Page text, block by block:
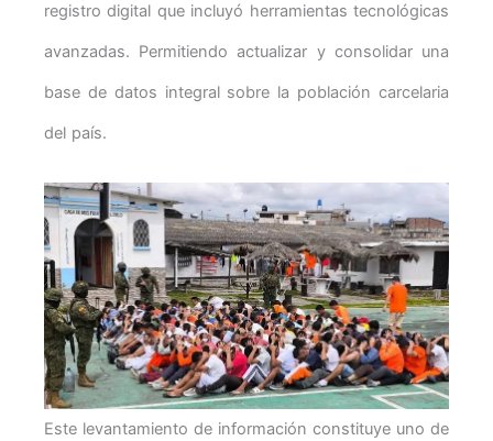
registro digital que incluyó herramientas tecnológicas
avanzadas. Permitiendo actualizar y consolidar una
base de datos integral sobre la población carcelaria
del país.
Este levantamiento de información constituye uno de